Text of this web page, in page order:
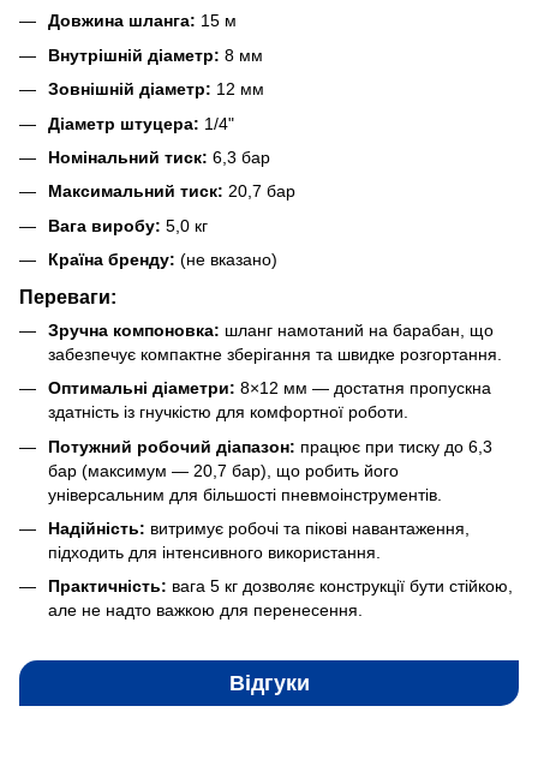
Довжина шланга: 15 м
Внутрішній діаметр: 8 мм
Зовнішній діаметр: 12 мм
Діаметр штуцера: 1/4"
Номінальний тиск: 6,3 бар
Максимальний тиск: 20,7 бар
Вага виробу: 5,0 кг
Країна бренду: (не вказано)
Переваги:
Зручна компоновка: шланг намотаний на барабан, що
забезпечує компактне зберігання та швидке розгортання.
Оптимальні діаметри: 8×12 мм — достатня пропускна
здатність із гнучкістю для комфортної роботи.
Потужний робочий діапазон: працює при тиску до 6,3
бар (максимум — 20,7 бар), що робить його
універсальним для більшості пневмоінструментів.
Надійність: витримує робочі та пікові навантаження,
підходить для інтенсивного використання.
Практичність: вага 5 кг дозволяє конструкції бути стійкою,
але не надто важкою для перенесення.
Відгуки